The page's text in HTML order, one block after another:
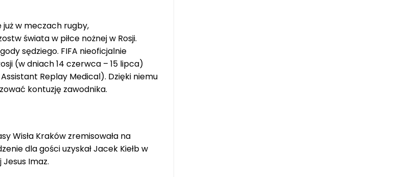
w meczach rugby,
świata w piłce nożnej w Rosji.
sędziego. FIFA nieoficjalnie
(w dniach 14 czerwca – 15 lipca)
Replay Medical). Dzięki niemu
kontuzję zawodnika.
Wisła Kraków zremisowała na
dla gości uzyskał Jacek Kiełb w
Imaz.